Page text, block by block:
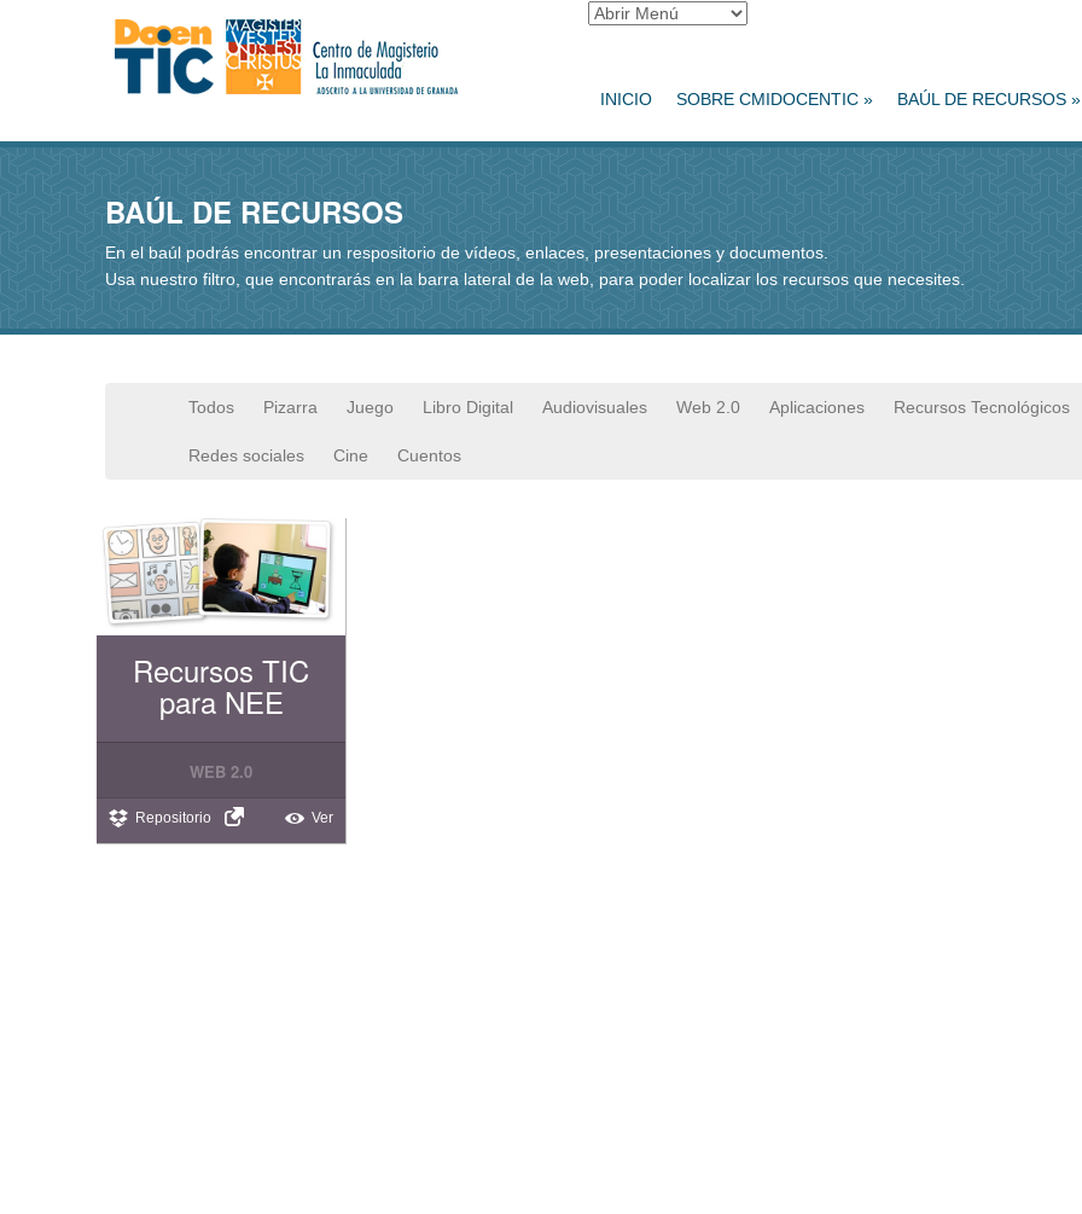
INICIO SOBRE CMIDOCENTIC » BAÚL DE RECURSOS »
BAÚL DE RECURSOS
En el baúl podrás encontrar un respositorio de vídeos, enlaces, presentaciones y documentos.
Usa nuestro filtro, que encontrarás en la barra lateral de la web, para poder localizar los recursos que necesites.
Todos Pizarra Juego Libro Digital Audiovisuales Web 2.0 Aplicaciones Recursos Tecnológicos
Redes sociales Cine Cuentos
Recursos TIC
para NEE
WEB 2.0
Repositorio Ver